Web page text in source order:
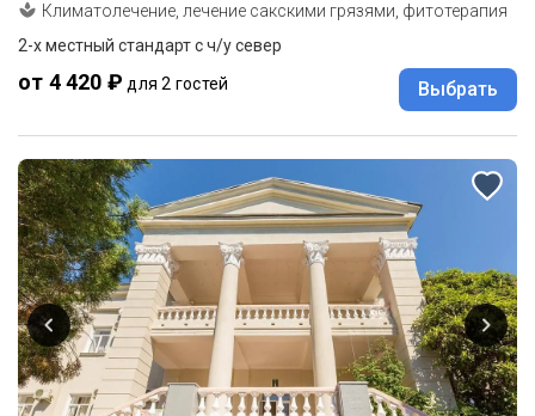
Климатолечение, лечение сакскими грязями, фитотерапия
2-x местный стандарт с ч/у север
от 4 420 ₽ для 2 гостей Выбрать